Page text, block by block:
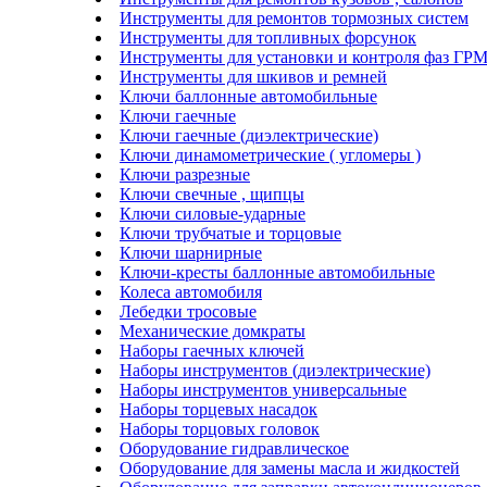
Инструменты для ремонтов тормозных систем
Инструменты для топливных форсунок
Инструменты для установки и контроля фаз ГРМ
Инструменты для шкивов и ремней
Ключи баллонные автомобильные
Ключи гаечные
Ключи гаечные (диэлектрические)
Ключи динамометрические ( угломеры )
Ключи разрезные
Ключи свечные , щипцы
Ключи силовые-ударные
Ключи трубчатые и торцовые
Ключи шарнирные
Ключи-кресты баллонные автомобильные
Колеса автомобиля
Лебедки тросовые
Механические домкраты
Наборы гаечных ключей
Наборы инструментов (диэлектрические)
Наборы инструментов универсальные
Наборы торцевых насадок
Наборы торцовых головок
Оборудование гидравлическое
Оборудование для замены масла и жидкостей